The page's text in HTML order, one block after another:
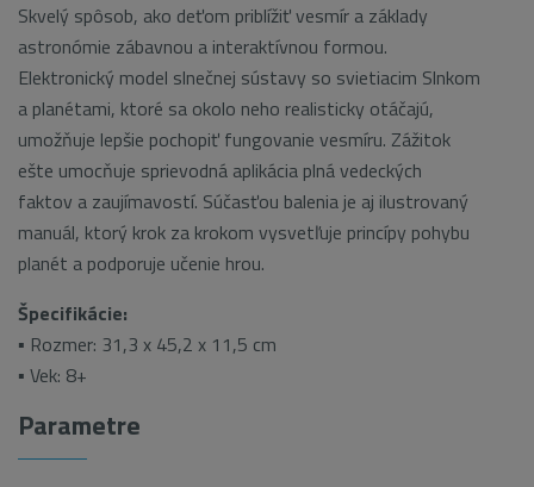
Skvelý spôsob, ako deťom priblížiť vesmír a základy
astronómie zábavnou a interaktívnou formou.
Elektronický model slnečnej sústavy so svietiacim Slnkom
a planétami, ktoré sa okolo neho realisticky otáčajú,
umožňuje lepšie pochopiť fungovanie vesmíru. Zážitok
ešte umocňuje sprievodná aplikácia plná vedeckých
faktov a zaujímavostí. Súčasťou balenia je aj ilustrovaný
manuál, ktorý krok za krokom vysvetľuje princípy pohybu
planét a podporuje učenie hrou.
Špecifikácie:
▪ Rozmer: 31,3 x 45,2 x 11,5 cm
▪ Vek: 8+
Parametre